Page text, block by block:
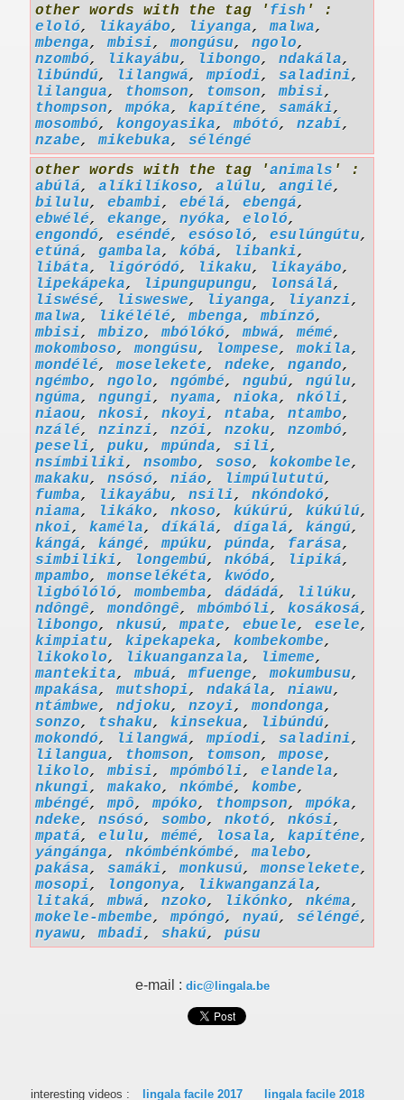
other words with the tag ' fish ' :
eloló, likayábo, liyanga,malwa,
mbenga,mbisi,mongúsu, ngolo,
nzombó, likayábu, libongo, ndakála,
libúndú, lilangwá,mpíodi, saladini,
lilangua, thomson, tomson,mbisi,
thompson,mpóka, kapíténe, samáki,
mosombó, kongoyasika,mbótó, nzabí,
nzabe,mikebuka, séléngé
other words with the tag 'animals ' :
abúlá, alíkilíkoso, alúlu, angilé,
bilulu, ebambi, ebélá, ebengá,
ebwélé, ekange, nyóka, eloló,
engondó, eséndé, esósoló, esulúngútu,
etúná, gambala, kóbá, libanki,
libáta, ligóródó, likaku, likayábo,
lipekápeka, lipungupungu, lonsálá,
liswésé, lisweswe, liyanga, liyanzi,
malwa, likélélé,mbenga,mbínzó,
mbisi,mbizo,mbólókó,mbwá,mémé,
mokomboso,mongúsu, lompese,mokila,
mondélé,moselekete, ndeke, ngando,
ngémbo, ngolo, ngómbé, ngubú, ngúlu,
ngúma, ngungi, nyama, nioka, nkóli,
niaou, nkosi, nkoyi, ntaba, ntambo,
nzálé, nzinzi, nzói, nzoku, nzombó,
peseli, puku,mpúnda, sili,
nsímbiliki, nsombo, soso, kokombele,
makaku, nsósó, niáo, limpúlututú,
fumba, likayábu, nsili, nkóndokó,
niama, likáko, nkoso, kúkúrú, kúkúlú,
nkoi, kaméla, díkálá, dígalá, kángú,
kángá, kángé,mpúku, púnda, farása,
simbiliki, longembú, nkóbá, lipiká,
mpambo,monselékéta, kwódo,
ligbólóló,mombemba, dádádá, lilúku,
ndôngê,mondôngê,mbómbóli, kosákosá,
libongo, nkusú,mpate, ebuele, esele,
kimpiatu, kipekapeka, kombekombe,
likokolo, likuanganzala, limeme,
mantekita,mbuá,mfuenge,mokumbusu,
mpakása,mutshopi, ndakála, niawu,
ntámbwe, ndjoku, nzoyi,mondonga,
sonzo, tshaku, kinsekua, libúndú,
mokondó, lilangwá,mpíodi, saladini,
lilangua, thomson, tomson,mpose,
likolo,mbisi,mpómbóli, elandela,
nkungi,makako, nkómbé, kombe,
mbéngé,mpô,mpóko, thompson,mpóka,
ndeke, nsósó, sombo, nkotó, nkósi,
mpatá, elulu,mémé, losala, kapíténe,
yángánga, nkómbénkómbé,malebo,
pakása, samáki,monkusú,monselekete,
mosopi, longonya, likwanganzála,
litaká,mbwá, nzoko, likónko, nkéma,
mokele-mbembe,mpóngó, nyaú, séléngé,
nyawu,mbadi, shakú, púsu
e-mail : dic@lingala.be
interesting videos : lingala facile 2017 lingala facile 2018